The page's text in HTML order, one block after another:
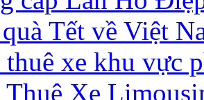
Tết về Việt
thuê xe khu vực
Thuê Xe